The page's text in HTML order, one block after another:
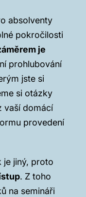
absolventy
pokročilosti
je
prohlubování
jste si
si otázky
vaší domácí
provedení
je jiný, proto
. Z toho
na semináři